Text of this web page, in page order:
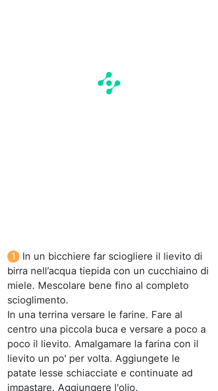
In un bicchiere far sciogliere il lievito di
birra nell’acqua tiepida con un cucchiaino di
miele. Mescolare bene fino al completo
scioglimento.
In una terrina versare le farine. Fare al
centro una piccola buca e versare a poco a
poco il lievito. Amalgamare la farina con il
lievito un po' per volta. Aggiungete le
patate lesse schiacciate e continuate ad
impastare. Aggiungere l'olio.